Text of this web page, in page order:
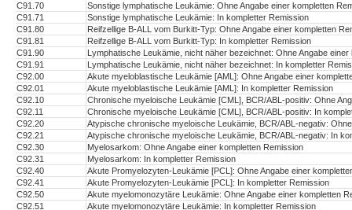
C91.70
Sonstige lymphatische Leukämie: Ohne Angabe einer kompletten
C91.71
Sonstige lymphatische Leukämie: In kompletter Remission
C91.80
Reifzellige B-ALL vom Burkitt-Typ: Ohne Angabe einer kompletten
C91.81
Reifzellige B-ALL vom Burkitt-Typ: In kompletter Remission
C91.90
Lymphatische Leukämie, nicht näher bezeichnet: Ohne Angabe
C91.91
Lymphatische Leukämie, nicht näher bezeichnet: In kompletter
C92.00
Akute myeloblastische Leukämie [AML]: Ohne Angabe einer
C92.01
Akute myeloblastische Leukämie [AML]: In kompletter Remission
C92.10
Chronische myeloische Leukämie [CML], BCR/ABL-positiv: Ohne
C92.11
Chronische myeloische Leukämie [CML], BCR/ABL-positiv: In
C92.20
Atypische chronische myeloische Leukämie, BCR/ABL-negativ:
C92.21
Atypische chronische myeloische Leukämie, BCR/ABL-negativ: In
C92.30
Myelosarkom: Ohne Angabe einer kompletten Remission
C92.31
Myelosarkom: In kompletter Remission
C92.40
Akute Promyelozyten-Leukämie [PCL]: Ohne Angabe einer
C92.41
Akute Promyelozyten-Leukämie [PCL]: In kompletter Remission
C92.50
Akute myelomonozytäre Leukämie: Ohne Angabe einer kompletten
C92.51
Akute myelomonozytäre Leukämie: In kompletter Remission